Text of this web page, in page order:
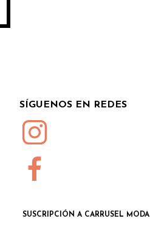
SÍGUENOS EN REDES
SUSCRIPCIÓN A CARRUSEL MODA